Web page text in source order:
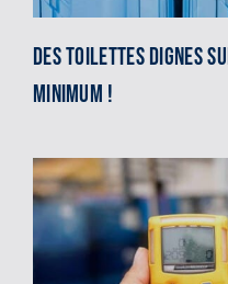
Des toilettes dignes
minimum !